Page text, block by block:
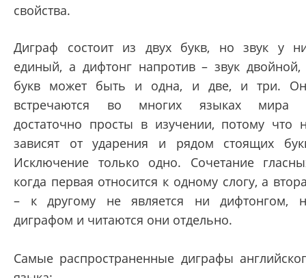
свойства.
Диграф состоит из двух букв, но звук у
единый, а дифтонг напротив – звук двойной,
букв может быть и одна, и две, и три.
встречаются во многих языках мира
достаточно просты в изучении, потому что
зависят от ударения и рядом стоящих
Исключение только одно. Сочетание
когда первая относится к одному слогу, а
– к другому не является ни дифтонгом,
диграфом и читаются они отдельно.
Самые распространенные диграфы